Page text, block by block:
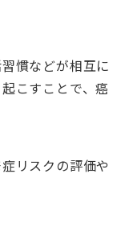
慣などが相互に
こすことで、癌
リスクの評価や